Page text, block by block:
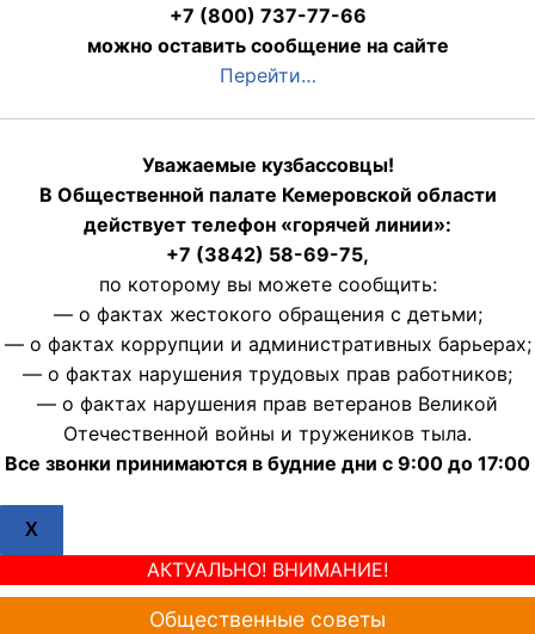
+7 (800) 737-77-66
можно оставить сообщение на сайте
Перейти…
Уважаемые кузбассовцы!
В Общественной палате Кемеровской области
действует телефон «горячей линии»:
+7 (3842) 58-69-75,
по которому вы можете сообщить:
— о фактах жестокого обращения с детьми;
— о фактах коррупции и административных барьерах;
— о фактах нарушения трудовых прав работников;
— о фактах нарушения прав ветеранов Великой
Отечественной войны и тружеников тыла.
Все звонки принимаются в будние дни с 9:00 до 17:00
X
АКТУАЛЬНО! ВНИМАНИЕ!
Общественные советы